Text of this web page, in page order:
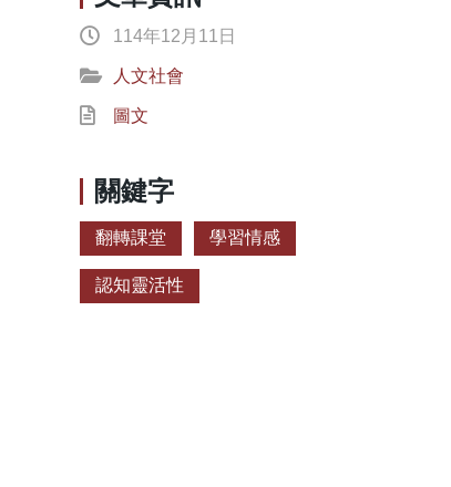
114年12月11日
人文社會
圖文
關鍵字
翻轉課堂 學習情感
認知靈活性